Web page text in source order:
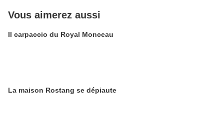
Vous aimerez aussi
Il carpaccio du Royal Monceau
La maison Rostang se dépiaute